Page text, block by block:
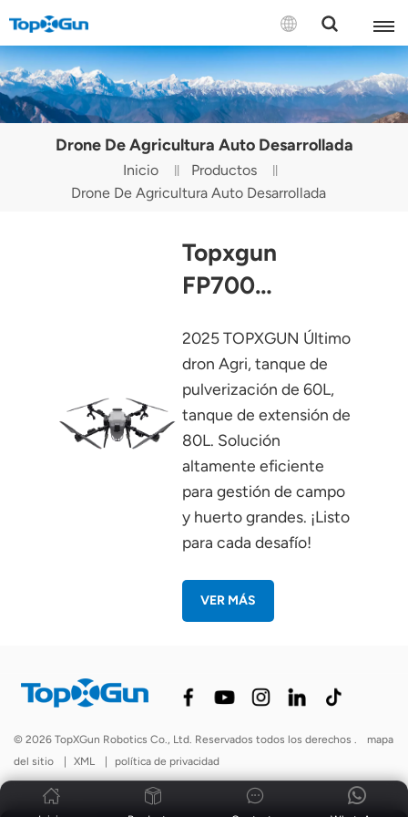
CONTÁCTENOS
English
Español
Русский
Português(Brasil)
Tiếng Việt
Drone De Agricultura Auto Desarrollada
Inicio
Productos
Drone De Agricultura Auto Desarrollada
Topxgun
FP700
Drone
2025 TOPXGUN Último
dron Agri, tanque de
pulverización de 60L,
tanque de extensión de
80L. Solución
altamente eficiente
para gestión de campo
y huerto grandes. ¡Listo
para cada desafío!
VER MÁS
© 2026 TopXGun Robotics Co., Ltd. Reservados todos los derechos .
mapa
del sitio
| XML | política de privacidad